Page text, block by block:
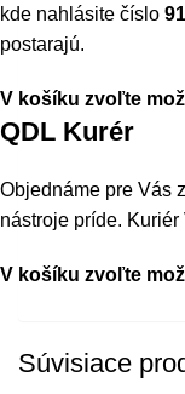
kde nahlásite číslo
postarajú.
V košíku zvoľte
QDL Kurér
Objednáme pre Vás
nástroje príde.
V košíku zvoľte
Súvisiace